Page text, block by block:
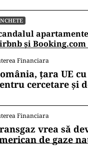
și
Financiara
țara UE
cercetare și
Financiara
vrea să
de gaze